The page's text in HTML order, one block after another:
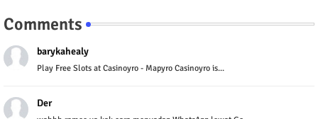
Comments
barykahealy
Play Free Slots at Casinoyro - Mapyro Casinoyro is...
Der